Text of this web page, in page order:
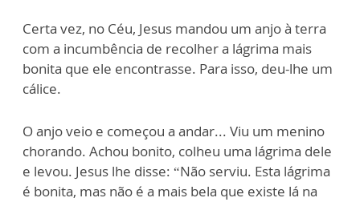
Certa vez, no Céu, Jesus mandou um anjo à terra
com a incumbência de recolher a lágrima mais
bonita que ele encontrasse. Para isso, deu-lhe um
cálice.
O anjo veio e começou a andar... Viu um menino
chorando. Achou bonito, colheu uma lágrima dele
e levou. Jesus lhe disse: “Não serviu. Esta lágrima
é bonita, mas não é a mais bela que existe lá na